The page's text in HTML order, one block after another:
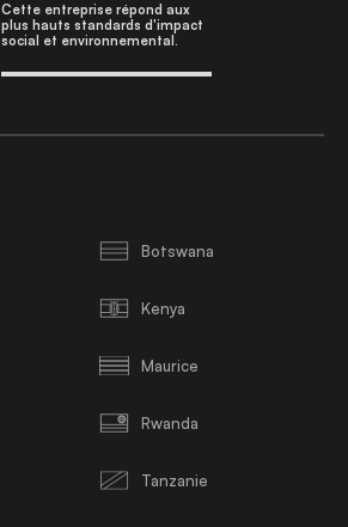
Cette entreprise répond aux
plus hauts standards d'impact
social et environnemental.
Botswana
Kenya
Maurice
Rwanda
Tanzanie